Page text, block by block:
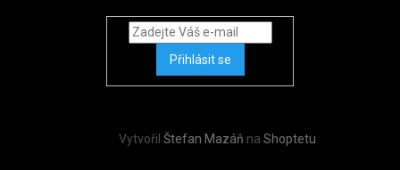
Přihlásit se
Vytvořil Štefan Mazáň na Shoptetu